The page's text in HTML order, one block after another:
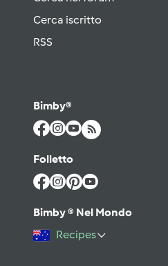
Cerca iscritto
RSS
Bimby®
Folletto
Bimby ® Nel Mondo
Recipes